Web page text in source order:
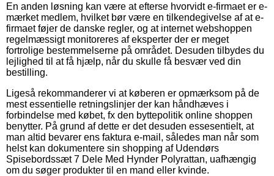
En anden løsning kan være at efterse hvorvidt e-firmaet er e-
mærket medlem, hvilket bør være en tilkendegivelse af at e-
firmaet føjer de danske regler, og at internet webshoppen
regelmæssigt monitoreres af eksperter der er meget
fortrolige bestemmelserne på området. Desuden tilbydes du
lejlighed til at få hjælp, når du skulle få besvær ved din
bestilling.
Ligeså rekommanderer vi at køberen er opmærksom på de
mest essentielle retningslinjer der kan håndhæves i
forbindelse med købet, fx den byttepolitik online shoppen
benytter. På grund af dette er det desuden essesentielt, at
man altid bevarer ens faktura e-mail, således man når som
helst kan dokumentere sin shopping af Udendørs
Spisebordssæt 7 Dele Med Hynder Polyrattan, uafhængig
om du søger produkter til en mand eller kvinde.